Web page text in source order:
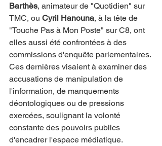
Barthès, animateur de "Quotidien" sur
TMC, ou Cyril Hanouna, à la tête de
"Touche Pas à Mon Poste" sur C8, ont
elles aussi été confrontées à des
commissions d'enquête parlementaires.
Ces dernières visaient à examiner des
accusations de manipulation de
l'information, de manquements
déontologiques ou de pressions
exercées, soulignant la volonté
constante des pouvoirs publics
d'encadrer l'espace médiatique.